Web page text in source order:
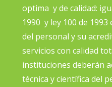
optima y de calidad:
1990 y ley 100 de
del personal y su
servicios con calidad
instituciones deberán
técnica y científica del